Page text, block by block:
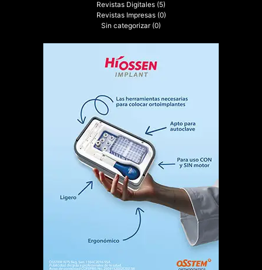
Revistas Digitales (5)
Revistas Impresas (0)
Sin categorizar (0)